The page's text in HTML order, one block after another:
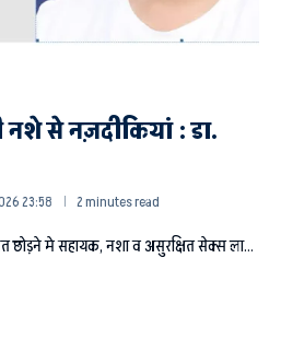
नशे से नज़दीकियां : डा.
23:58 2 minutes read
छोड़ने मे सहायक, नशा व असुरक्षित सेक्स ला…